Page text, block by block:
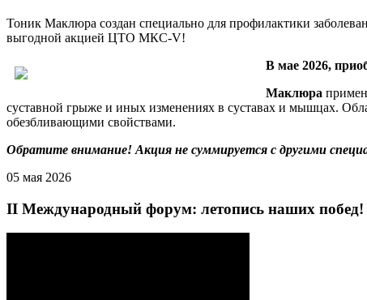
Тоник Маклюра создан специально для профилактики
выгодной акцией ЦТО МКС-V!
В мае 2026,
Маклюра
суставной грыже и иных изменениях в суставах и мышцах.
обезбливающими свойствами.
Обратите внимание! Акция не суммируется с другими
05 мая 2026
II Международный форум: летопись наших побед!